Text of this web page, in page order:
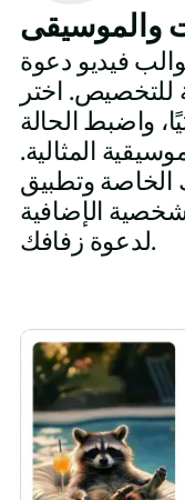
والموسيقى
فيديو دعوة
للتخصيص. اختر
واضبط الحالة
المثالية.
وتطبيق
الإضافية
لدعوة زفافك.